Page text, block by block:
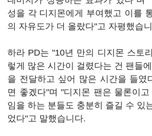
성을 각 디지몬에게 부여했고 이를
의 자유도가 더 올랐다"고 자평했습
하라 PD는 "10년 만의 디지몬 스토
렇게 많은 시간이 걸렸다는 건 팬들
을 전달하고 싶어 많은 시간을 들였
면 좋겠다"며 "디지몬 팬은 물론이고
임을 하는 분들도 충분히 즐길 수 있
었다"고 말했습니다.